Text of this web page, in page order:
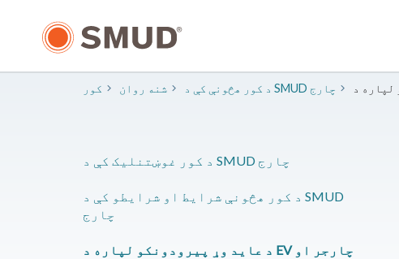
منځپانګې
کور شنه روان د کور هڅونې کې د SMUD چارج
د کور غوښتنلیک کې د SMUD چارج
د کور هڅونې شرایط او شرایطو کې د SMUD
چارج
د عاید وړ پیرودونکو لپاره د EV چارجر او